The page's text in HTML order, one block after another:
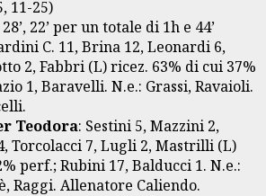
11-25)
22’ per un totale di 1h e 44’
C. 11, Brina 12, Leonardi 6,
2, Fabbri (L) ricez. 63% di cui 37%
1, Baravelli. N.e.: Grassi, Ravaioli.
Teodora: Sestini 5, Mazzini 2,
Torcolacci 7, Lugli 2, Mastrilli (L)
perf.; Rubini 17, Balducci 1. N.e.:
Raggi. Allenatore Caliendo.